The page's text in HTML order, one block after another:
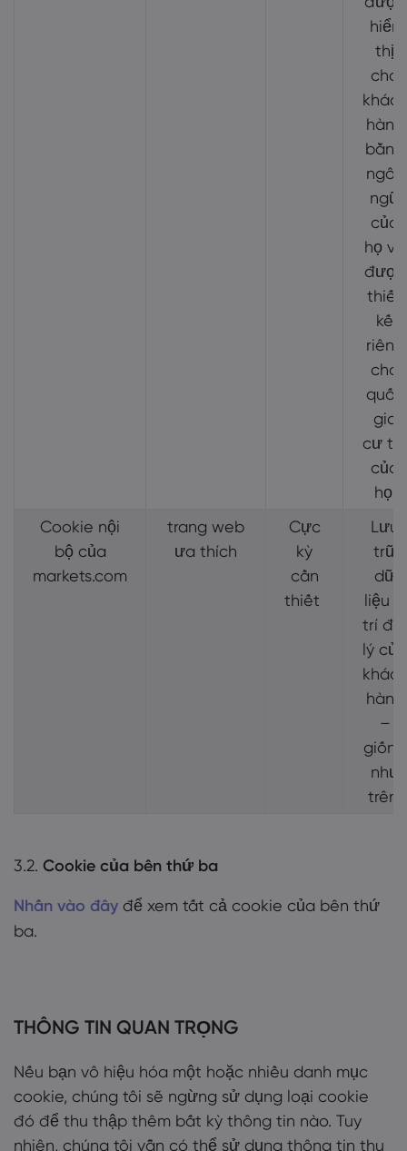
hiển
thị
cho
khách
hàng
bằng
ngôn
ngữ
của
họ và
được
thiết
kế
riêng
cho
quốc
gia
cư trú
của
họ.
Cookie nội
bộ của
markets.com
trang web
ưa thích
Cực
kỳ
cần
thiết
Lưu
trữ
dữ
liệu vị
trí địa
lý của
khách
hàng
–
giống
như
trên.
3.2. Cookie của bên thứ ba
Nhấn vào đây để xem tất cả cookie của bên thứ
ba.
THÔNG TIN QUAN TRỌNG
Nếu bạn vô hiệu hóa một hoặc nhiều danh mục
cookie, chúng tôi sẽ ngừng sử dụng loại cookie
đó để thu thập thêm bất kỳ thông tin nào. Tuy
nhiên, chúng tôi vẫn có thể sử dụng thông tin thu